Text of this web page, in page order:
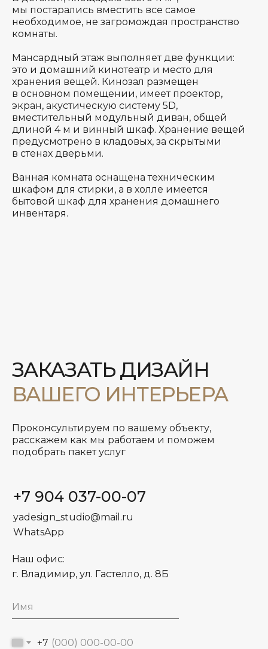
мы постарались вместить все самое
необходимое, не загромождая пространство
комнаты.
Мансардный этаж выполняет две функции:
это и домашний кинотеатр и место для
хранения вещей. Кинозал размещен
в основном помещении, имеет проектор,
экран, акустическую систему 5D,
вместительный модульный диван, общей
длиной 4 м и винный шкаф. Хранение вещей
предусмотрено в кладовых, за скрытыми
в стенах дверьми.
Ванная комната оснащена техническим
шкафом для стирки, а в холле имеется
бытовой шкаф для хранения домашнего
инвентаря.
+7 904 037-00-07
Проконсультируем по вашему объекту,
расскажем как мы работаем и поможем
подобрать пакет услуг
WhatsApp
yadesign_studio@mail.ru
+7
Наш офис:
г. Владимир, ул. Гастелло, д. 8Б